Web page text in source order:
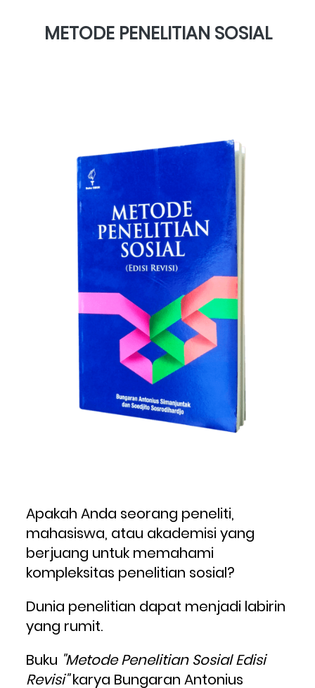
METODE PENELITIAN SOSIAL
Apakah Anda seorang peneliti,
mahasiswa, atau akademisi yang
berjuang untuk memahami
kompleksitas penelitian sosial?
Dunia penelitian dapat menjadi labirin
yang rumit.
Buku "Metode Penelitian Sosial Edisi
Revisi" karya Bungaran Antonius